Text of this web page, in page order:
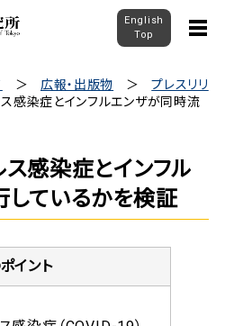
English
Top
広報・出版物
プレスリリ
感染症とインフルエンザが同時流
感染症とインフル
しているかを検証
イント